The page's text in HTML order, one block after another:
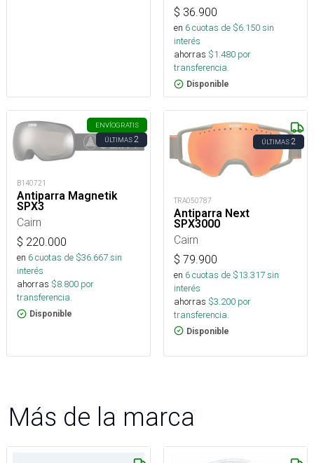
$ 36.900
en 6cuotas de $6.150sin
interés
ahorras $1.480 por
transferencia.
Disponible
ENVÍOGRATIS
ÚLTIMAS2
B140721
Antiparra Magnetik
SPX3
Cairn
$ 220.000
en 6cuotas de $36.667sin
interés
ahorras $8.800 por
transferencia.
Disponible
ÚLTIMAS2
TRA050787
Antiparra Next
SPX3000
Cairn
$ 79.900
en 6cuotas de $13.317sin
interés
ahorras $3.200 por
transferencia.
Disponible
Más de la marca